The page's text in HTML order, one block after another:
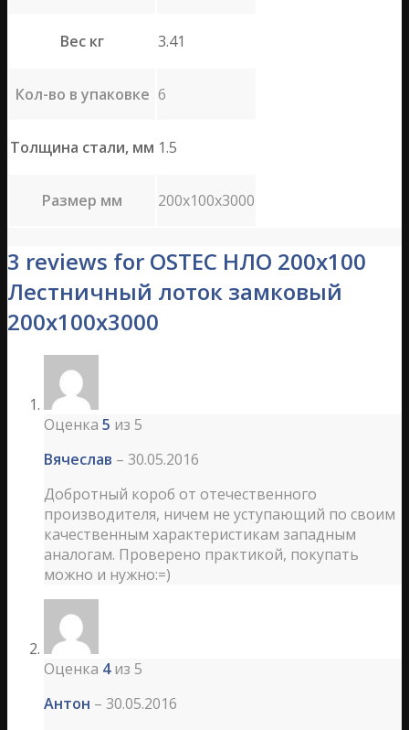
Вес кг 3.41
Кол-во в упаковке 6
Толщина стали, мм 1.5
Размер мм 200х100х3000
3 reviews for OSTEC НЛО 200х100
Лестничный лоток замковый
200х100х3000
Оценка 5 из 5
Вячеслав – 30.05.2016
Добротный короб от отечественного
производителя, ничем не уступающий по своим
качественным характеристикам западным
аналогам. Проверено практикой, покупать
можно и нужно:=)
Оценка 4из 5
Антон – 30.05.2016